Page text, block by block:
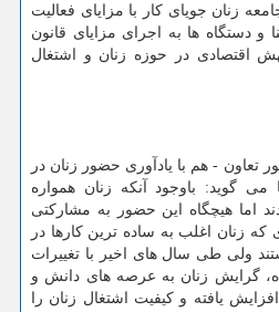
زنان جویای كار با مزایای فعالیت
دستگاه ها به اجرای مزایای قانون
اقتصادی در حوزه زنان و اشتغال
تعاون - هم با یادآوری حضور زنان در
گوید: باوجود آنكه زنان همواره
اما هیچگاه این حضور به مشاركتی
كه زنان اغلب به ساده ترین كارها در
ولی طی سال های اخیر با تغییرات
گرایش زنان به عرصه های دانش و
یافته و كیفیت اشتغال زنان را